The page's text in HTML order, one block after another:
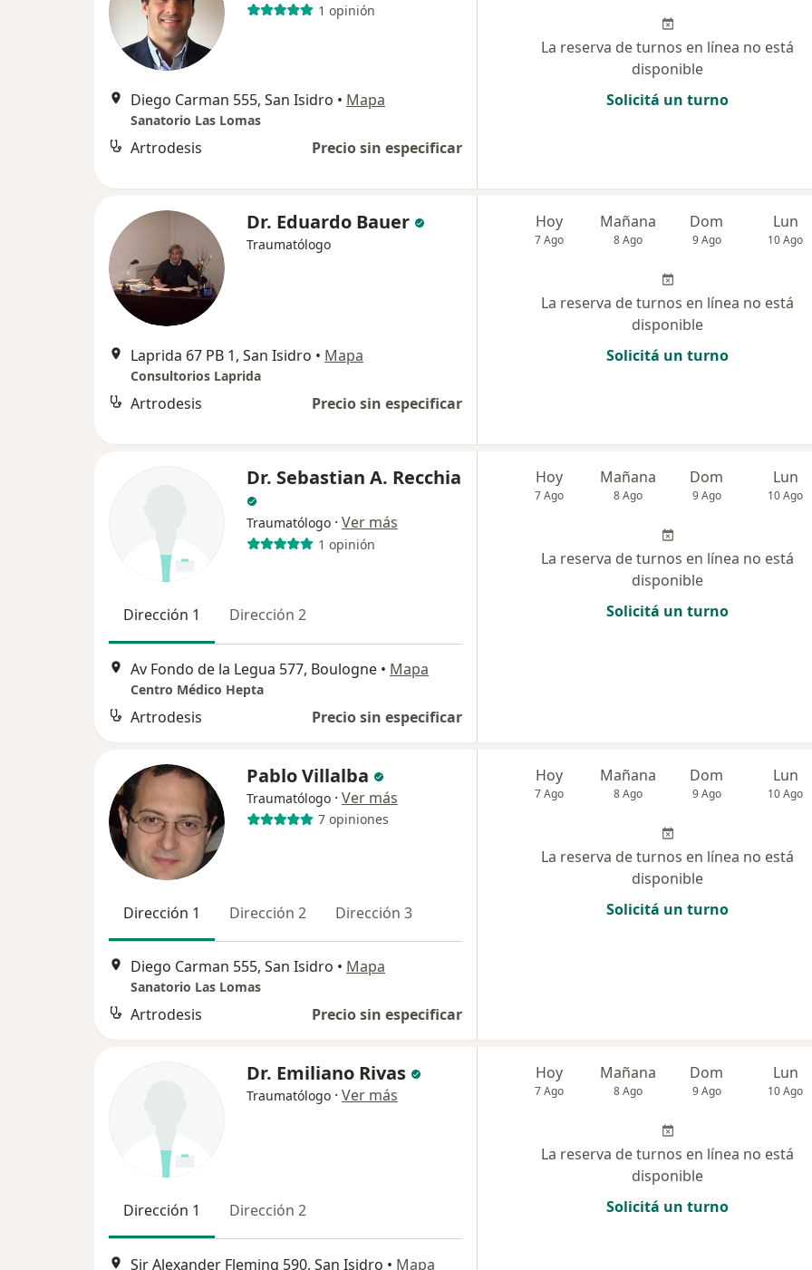
1 opinión
Diego Carman 555, San Isidro • Mapa
Sanatorio Las Lomas
Artrodesis Precio sin especificar
La reserva de turnos en línea no está
disponible
Solicitá un turno
Dr. Eduardo Bauer
Traumatólogo
Laprida 67 PB 1, San Isidro • Mapa
Consultorios Laprida
Artrodesis Precio sin especificar
Hoy
7 Ago
Mañana
8 Ago
Dom
9 Ago
Lun
10 Ago
La reserva de turnos en línea no está
disponible
Solicitá un turno
Dr. Sebastian A. Recchia
Traumatólogo · Ver más
1 opinión
Dirección 1 Dirección 2
Av Fondo de la Legua 577, Boulogne • Mapa
Centro Médico Hepta
Artrodesis Precio sin especificar
Hoy
7 Ago
Mañana
8 Ago
Dom
9 Ago
Lun
10 Ago
La reserva de turnos en línea no está
disponible
Solicitá un turno
Pablo Villalba
Traumatólogo · Ver más
7 opiniones
Dirección 1 Dirección 2 Dirección 3
Diego Carman 555, San Isidro • Mapa
Sanatorio Las Lomas
Artrodesis Precio sin especificar
Hoy
7 Ago
Mañana
8 Ago
Dom
9 Ago
Lun
10 Ago
La reserva de turnos en línea no está
disponible
Solicitá un turno
Dr. Emiliano Rivas
Traumatólogo · Ver más
Dirección 1 Dirección 2
Sir Alexander Fleming 590, San Isidro • Mapa
Hoy
7 Ago
Mañana
8 Ago
Dom
9 Ago
Lun
10 Ago
La reserva de turnos en línea no está
disponible
Solicitá un turno